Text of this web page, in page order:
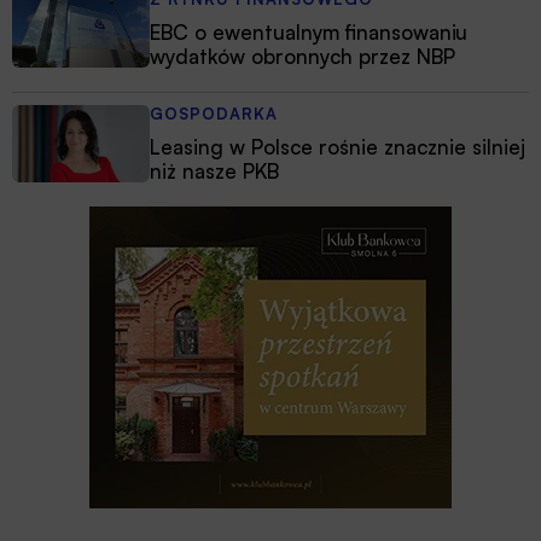
EBC o ewentualnym finansowaniu
wydatków obronnych przez NBP
GOSPODARKA
Leasing w Polsce rośnie znacznie silniej
niż nasze PKB